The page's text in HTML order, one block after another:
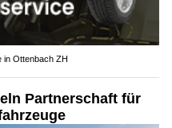
in Ottenbach ZH
Partnerschaft für